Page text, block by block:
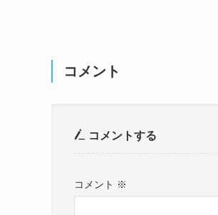
コメント
コメントする
コメント ※